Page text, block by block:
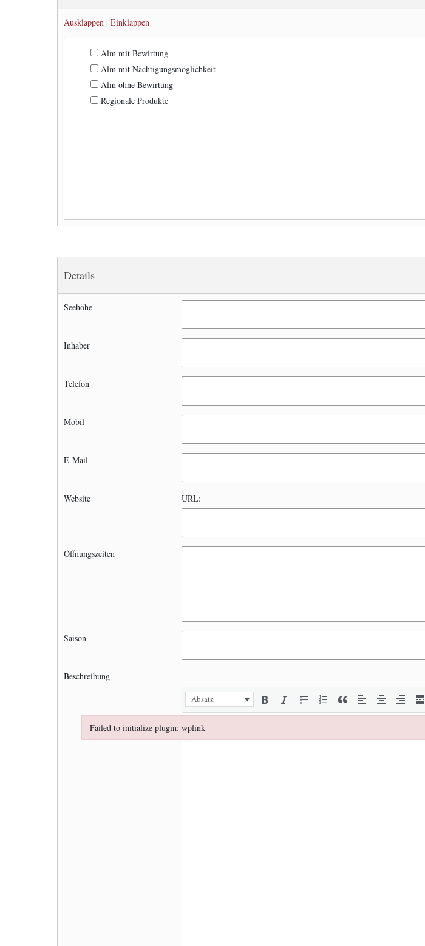
Ausklappen | Einklappen
Alm mit Bewirtung
Alm mit Nächtigungsmöglichkeit
Alm ohne Bewirtung
Regionale Produkte
Details
Seehöhe
Inhaber
Telefon
Mobil
E-Mail
Website URL:
Öffnungszeiten
Saison
Beschreibung
Absatz
Failed to initialize plugin: wplink
Failed to initialize plugin: wplink